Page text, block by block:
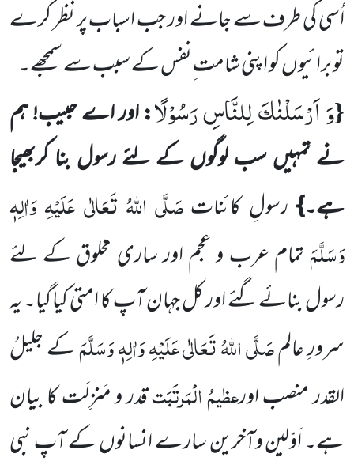
اُسی کی طرف سے جانے اور جب اسباب پر نظر کرے
تو برائیوں کو اپنی شامت ِنفس کے سبب سے سمجھے۔
{وَ اَرْسَلْنٰكَ لِلنَّاسِ رَسُوْلًا: اور اے حبیب! ہم
نے تمہیں سب لوگوں کے لئے رسول بنا کربھیجا
ہے۔} رسولِ کائناتصَلَّی اللہُ تَعَالٰی عَلَیْہِ وَاٰلِہٖ
وَسَلَّمَتمام عرب و عجم اور ساری مخلوق کے لئے
رسول بنائے گئے اور کل جہان آپ کا امتی کیا گیا۔ یہ
سرورِ عالمصَلَّی اللہُ تَعَالٰی عَلَیْہِ وَاٰلِہٖ وَسَلَّمَکے جلیلُ
القدر منصب اورعظیمُ الْمَرتَبَتقدر و مَنزِلَت کا بیان
ہے۔ اَوّلین وآخرین سارے انسانوں کے آپ نبی